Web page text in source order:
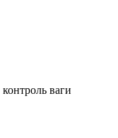
контроль ваги